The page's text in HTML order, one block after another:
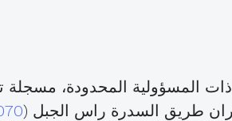
المسؤولية المحدودة، مسجلة
طريق السدرة راس الجبل (